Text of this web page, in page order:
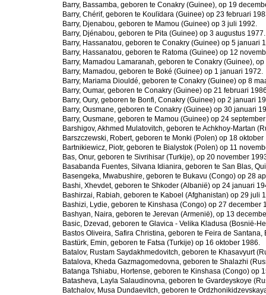
Barry, Bassamba, geboren te Conakry (Guinee), op 19
Barry, Chérif, geboren te Koulïdara (Guinee) op 23 februari
Barry, Djenabou, geboren te Mamou (Guinee) op 3 juli 1992.
Barry, Djénabou, geboren te Pita (Guinee) op 3 augustus 1977.
Barry, Hassanatou, geboren te Conakry (Guinee) op 5 januari
Barry, Hassanatou, geboren te Ratoma (Guinee) op 12
Barry, Mamadou Lamaranah, geboren te Conakry (Guinee),
Barry, Mamadou, geboren te Boké (Guinee) op 1 januari 1972.
Barry, Mariama Diouldé, geboren te Conakry (Guinee) op 8
Barry, Oumar, geboren te Conakry (Guinee) op 21 februari
Barry, Oury, geboren te Bonfi, Conakry (Guinee) op 2 januari
Barry, Ousmane, geboren te Conakry (Guinee) op 30 januari
Barry, Ousmane, geboren te Mamou (Guinee) op 24
Barshigov, Akhmed Mulatovitch, geboren te Achkhoy-Martan
Barszczewski, Robert, geboren te Monki (Polen) op 18 oktober
Bartnikiewicz, Piotr, geboren te Bialystok (Polen) op 11
Bas, Onur, geboren te Sivrihisar (Turkije), op 20 november
Basabanda Fuentes, Silvana Idianira, geboren te San Blas,
Basengeka, Mwabushire, geboren te Bukavu (Congo) op 28
Bashi, Xhevdet, geboren te Shkoder (Albanië) op 24 januari
Bashirzai, Rabiah, geboren te Kaboel (Afghanistan) op 29 juli
Bashizi, Lydie, geboren te Kinshasa (Congo) op 27 december
Bashyan, Naira, geboren te Jerevan (Armenië), op 13
Basic, Dzevad, geboren te Glavica - Velika Kladusa (Bosnië-
Bastos Oliveira, Safira Christina, geboren te Feira de
Bastürk, Emin, geboren te Fatsa (Turkije) op 16 oktober 1986.
Batalov, Rustam Saydakhmedovitch, geboren te Khasavyurt
Batalova, Kheda Gazmagomedovna, geboren te Shalazhi
Batanga Tshiabu, Hortense, geboren te Kinshasa (Congo) op
Batasheva, Layla Salaudinovna, geboren te Gvardeyskoye
Batchalov, Musa Dundaevitch, geboren te